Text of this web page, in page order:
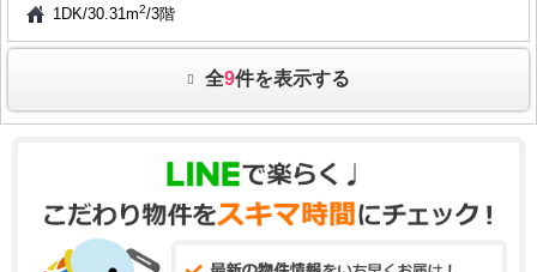
1DK/30.31m2/3階
全9件を表示する